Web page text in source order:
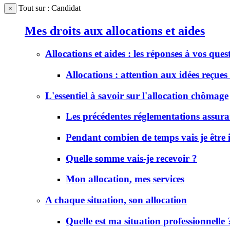
× Tout sur : Candidat
Mes droits aux allocations et aides
Allocations et aides : les réponses à vos
Allocations : attention aux idées reçues
L'essentiel à savoir sur l'allocation chômage
Les précédentes réglementations
Pendant combien de temps vais je être
Quelle somme vais-je recevoir ?
Mon allocation, mes services
A chaque situation, son allocation
Quelle est ma situation professionnelle